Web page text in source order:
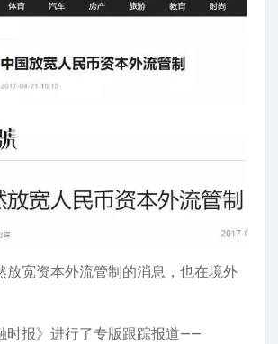
放宽资本外流管制的消息，也在境外
时报》进行了专版跟踪报道——